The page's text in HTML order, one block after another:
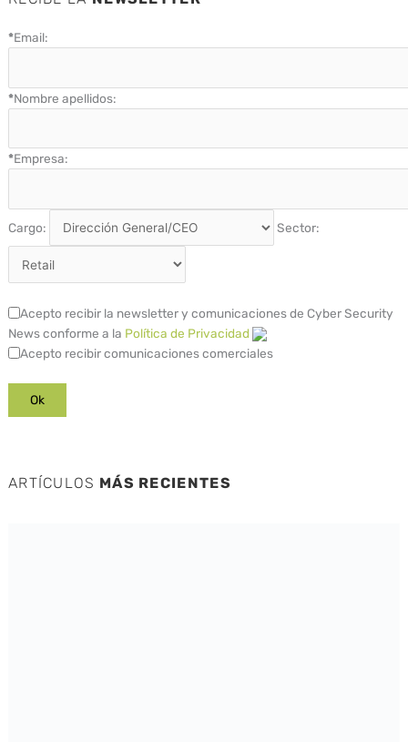
*Email:
*Nombre apellidos:
*Empresa:
Cargo: Sector:
Acepto recibir la newsletter y comunicaciones de Cyber Security
News conforme a la Política de Privacidad
Acepto recibir comunicaciones comerciales
ARTÍCULOS MÁS RECIENTES